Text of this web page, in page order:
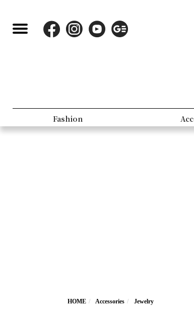
Fashion
HOME Accessories Jewelry